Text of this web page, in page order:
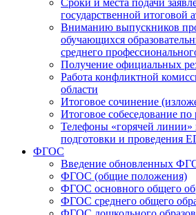
Сроки и места подачи
государственной итоговой
Вниманию выпускников
обучающихся
среднего
Получение официальных
Работа конфликтной
области
Итоговое сочинение
Итоговое собеседование по
Телефоны «горячей линии»
подготовки и проведения
ФГОС
Введение обновленных
ФГОС (общие положения)
ФГОС основного общего
ФГОС среднего общего